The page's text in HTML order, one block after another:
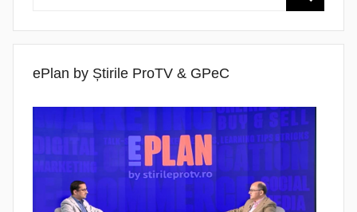
ePlan by Știrile ProTV & GPeC